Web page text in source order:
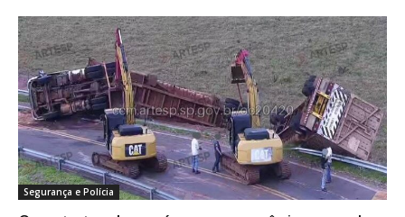
Segurança e Polícia